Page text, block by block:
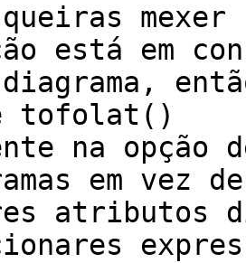
queiras
está em
tofolat()
na opção
em vez de
atributos